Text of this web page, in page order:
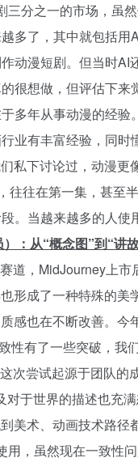
分之一的市场，虽
多了，其中就包括
动漫短剧。但当时
很想做，但评估下
多年从事动漫的经
业有丰富经验，同
下讨论过，动漫更
往在第一集，甚至
。当越来越多的人
：从“概念图”到“讲
，MidJourney上市
形成了一种特殊的
也在不断改善。
有了一些突破，我
尝试起源于团队
于世界的描述也充
美术、动画技术路
，虽然现在一致性